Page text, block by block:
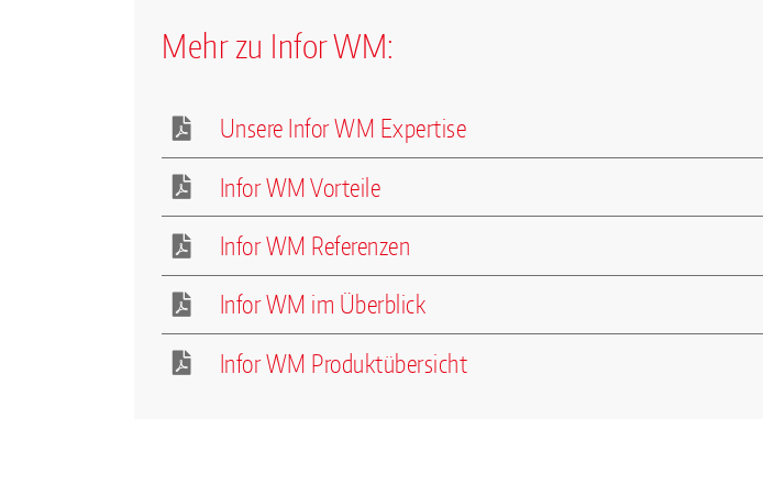
Mehr zu Infor WM:
Unsere Infor WM Expertise
Infor WM Vorteile
Infor WM Referenzen
Infor WM im Überblick
Infor WM Produktübersicht